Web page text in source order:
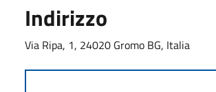
Indirizzo
Via Ripa, 1, 24020 Gromo BG, Italia